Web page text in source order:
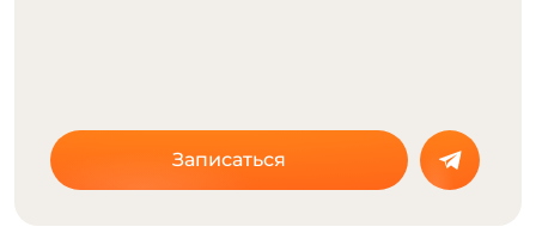
Записаться